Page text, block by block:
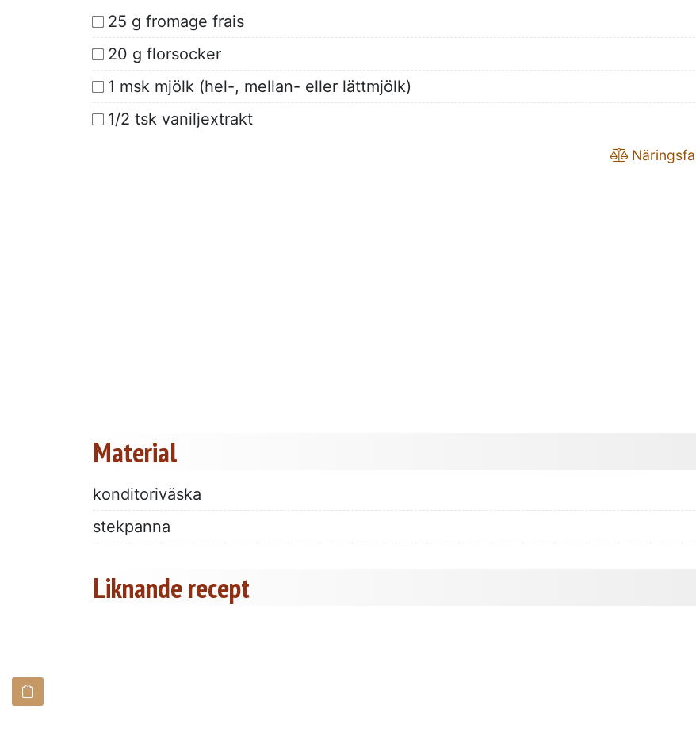
25 g fromage frais
20 g florsocker
1 msk mjölk (hel-, mellan- eller lättmjölk)
1/2 tsk vaniljextrakt
Material
konditoriväska
stekpanna
Liknande recept